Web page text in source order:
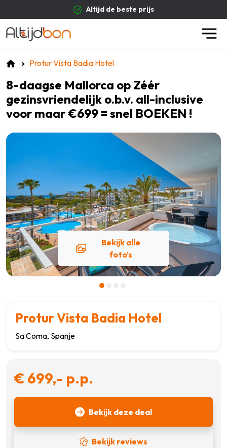
Altijd de beste prijs
Protur Vista Badia Hotel
8-daagse Mallorca op Zéér
gezinsvriendelijk o.b.v. all-inclusive
voor maar €699 = snel BOEKEN !
Bekijk alle
foto’s
Protur Vista Badia Hotel
Sa Coma, Spanje
€ 699,- p.p.
Bekijk deze deal
Bekijk reviews